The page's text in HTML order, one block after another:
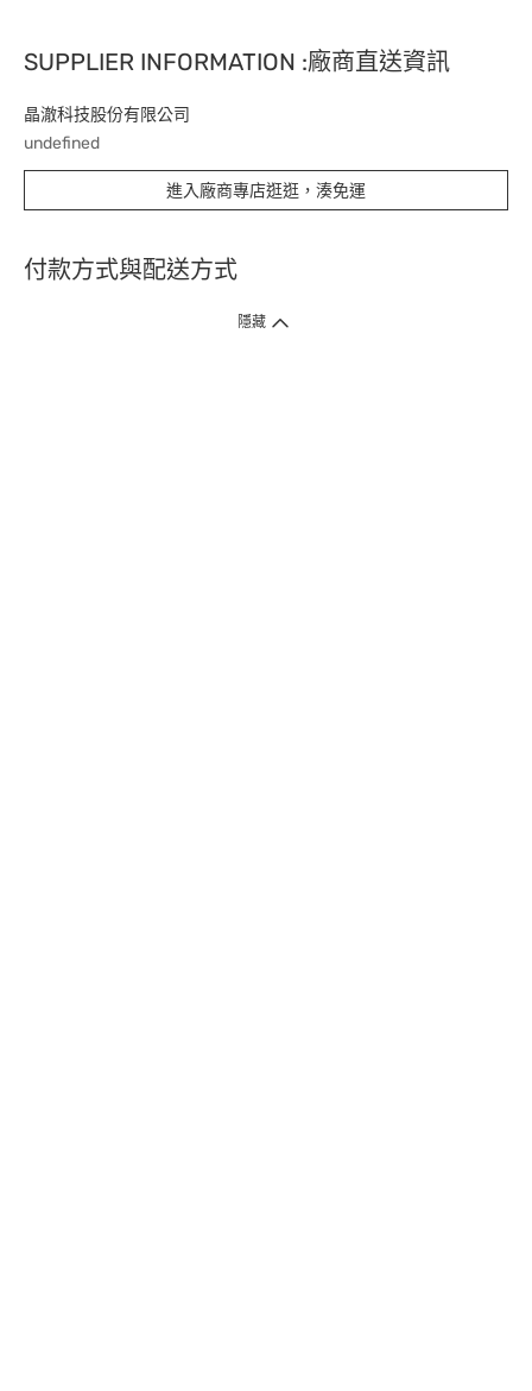
SUPPLIER INFORMATION :廠商直送資訊
晶澈科技股份有限公司
undefined
進入廠商專店逛逛，湊免運
付款方式與配送方式
隱藏